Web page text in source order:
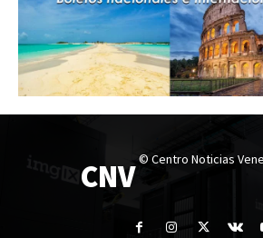
CNV © Centro Noticias